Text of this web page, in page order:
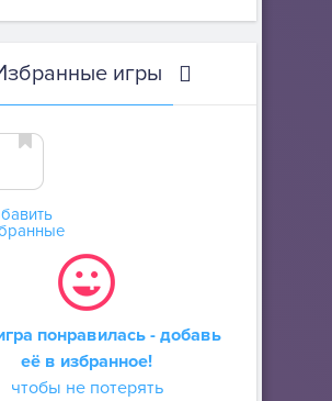
игры
понравилась - добавь
её в избранное!
чтобы не потерять